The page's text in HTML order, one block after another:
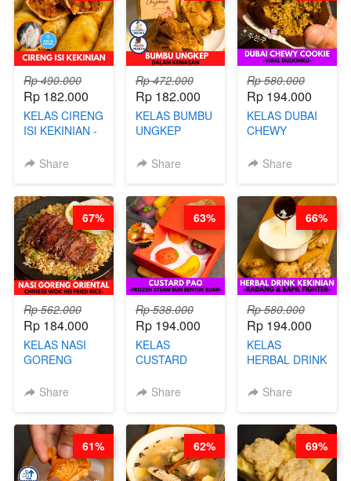
Rp 490.000
Rp 182.000
KELAS CIRENG
ISI KEKINIAN -
Share
Rp 472.000
Rp 182.000
KELAS BUMBU
UNGKEP
KEMASAN - BY
Share
Rp 580.000
Rp 194.000
KELAS DUBAI
CHEWY
VIRAL
DITA
Share
Rp 562.000
Rp 184.000
KELAS NASI
GORENG
CHINESE WOK
CHEF
STEPHANIE
Share
67%
Rp 538.000
Rp 194.000
KELAS
CUSTARD
STEAM BUN
CHEF DITA
Share
63%
Rp 580.000
Rp 194.000
KELAS
HERBAL DRINK
RADANG &
BARISTA
ARISUDANA
Share
66%
61% 62% 69%